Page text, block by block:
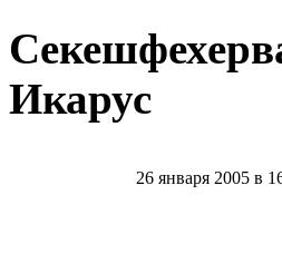
Икарус
26 января 2005 в